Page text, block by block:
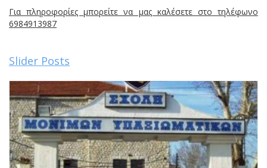
Για πληροφορίες μπορείτε να μας καλέσετε στο τηλέφωνο
6984913987
Slider Posts